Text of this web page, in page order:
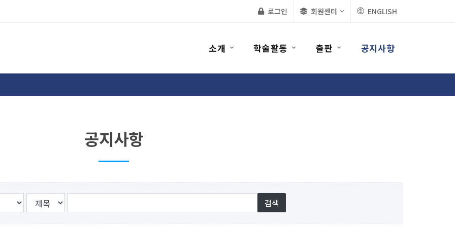
로그인 회원센터 ENGLISH
소개 학술활동 출판 공지사항
공지사항